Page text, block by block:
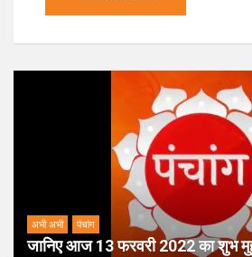
अभी अभी पंचांग
जानिए आज 13 फरवरी 2022 का शुभ